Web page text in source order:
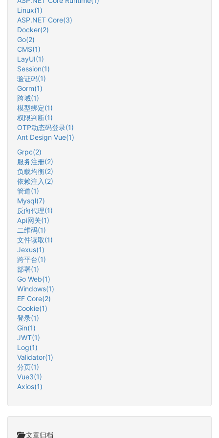
Linux(1)
ASP.NET Core(3)
Docker(2)
Go(2)
CMS(1)
LayUI(1)
Session(1)
验证码(1)
Gorm(1)
跨域(1)
模型绑定(1)
权限判断(1)
OTP动态码登录(1)
Ant Design Vue(1)
Grpc(2)
服务注册(2)
负载均衡(2)
依赖注入(2)
管道(1)
Mysql(7)
反向代理(1)
Api网关(1)
二维码(1)
文件读取(1)
Jexus(1)
跨平台(1)
部署(1)
Go Web(1)
Windows(1)
EF Core(2)
Cookie(1)
登录(1)
Gin(1)
JWT(1)
Log(1)
Validator(1)
分页(1)
Vue3(1)
Axios(1)
文章归档